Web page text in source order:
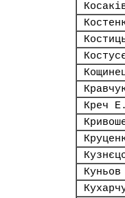
Креч